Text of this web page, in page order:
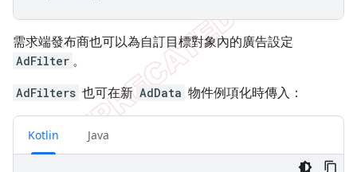
需求端發布商也可以為自訂目標對象內的廣告設定
AdFilter 。
AdFilters 也可在新 AdData 物件例項化時傳入：
Kotlin Java